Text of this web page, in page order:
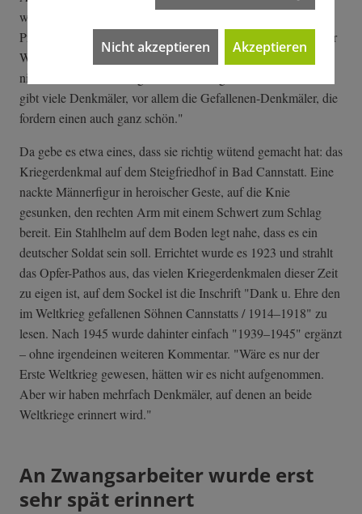
was heute in der Erinnerungskultur als angemessen gilt. Das
Projekt zeige "eine Bandbreite von Erinnerungsorten in großer
Widersprüchlichkeit", informiert schon die Website. "Es ist
nicht so, dass uns alles gefallen hat", sagt Beate Müller. "Es
gibt viele Denkmäler, vor allem die Gefallenen-Denkmäler, die
fordern einen auch ganz schön."
Da gebe es etwa eines, dass sie richtig wütend gemacht hat: das
Kriegerdenkmal auf dem Steigfriedhof in Bad Cannstatt. Eine
nackte Männerfigur in heroischer Geste, auf die Knie
gesunken, den rechten Arm mit einem Schwert zum Schlag
bereit. Ein Stahlhelm auf dem Boden legt nahe, dass es ein
deutscher Soldat sein soll. Errichtet wurde es 1923 und strahlt
das Opfer-Pathos aus, das vielen Kriegerdenkmalen dieser Zeit
zu eigen ist, auf dem Sockel ist die Inschrift "Dank u. Ehre den
im Weltkrieg gefallenen Söhnen Cannstatts / 1914–1918" zu
lesen. Nach 1945 wurde dahinter einfach "1939–1945" ergänzt
– ohne irgendeinen weiteren Kommentar. "Wäre es nur der
Erste Weltkrieg gewesen, hätten wir es nicht aufgenommen.
Aber wir haben mehrfach Denkmäler, auf denen an beide
Weltkriege erinnert wird."
An Zwangsarbeiter wurde erst
sehr spät erinnert
Nicht akzeptieren Akzeptieren